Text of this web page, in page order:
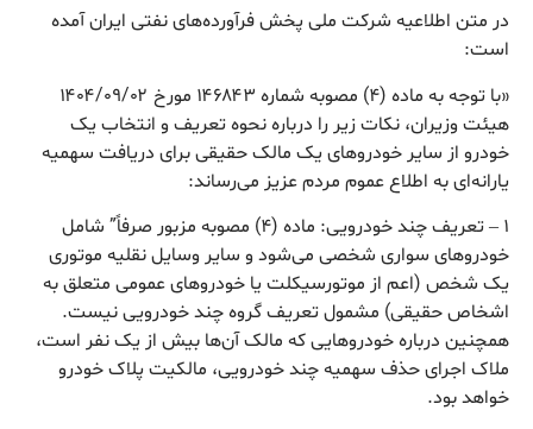
در متن اطلاعیه شرکت ملی پخش فرآورده‌های نفتی ایران آمده
است:
«با توجه به ماده (۴) مصوبه شماره ۱۴۶۸۴۳ مورخ ۱۴۰۴/۰۹/۰۲
هیئت وزیران، نکات زیر را درباره نحوه تعریف و انتخاب یک
خودرو از سایر خودروهای یک مالک حقیقی برای دریافت سهمیه
یارانه‌ای به اطلاع عموم مردم عزیز می‌رساند:
۱ – تعریف چند خودرویی: ماده (۴) مصوبه مزبور صرفاً” شامل
خودروهای سواری شخصی می‌شود و سایر وسایل نقلیه موتوری
یک شخص (اعم از موتورسیکلت یا خودروهای عمومی متعلق به
اشخاص حقیقی) مشمول تعریف گروه چند خودرویی نیست.
همچنین درباره خودروهایی که مالک آن‌ها بیش از یک نفر است،
ملاک اجرای حذف سهمیه چند خودرویی، مالکیت پلاک خودرو
خواهد بود.